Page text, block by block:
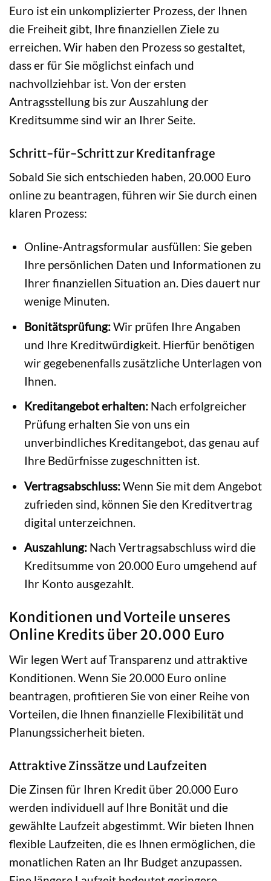
Euro ist ein unkomplizierter Prozess, der Ihnen
die Freiheit gibt, Ihre finanziellen Ziele zu
erreichen. Wir haben den Prozess so gestaltet,
dass er für Sie möglichst einfach und
nachvollziehbar ist. Von der ersten
Antragsstellung bis zur Auszahlung der
Kreditsumme sind wir an Ihrer Seite.
Schritt-für-Schritt zur Kreditanfrage
Sobald Sie sich entschieden haben, 20.000 Euro
online zu beantragen, führen wir Sie durch einen
klaren Prozess:
Online-Antragsformular ausfüllen: Sie geben
Ihre persönlichen Daten und Informationen zu
Ihrer finanziellen Situation an. Dies dauert nur
wenige Minuten.
Bonitätsprüfung:Wir prüfen Ihre Angaben
und Ihre Kreditwürdigkeit. Hierfür benötigen
wir gegebenenfalls zusätzliche Unterlagen von
Ihnen.
Kreditangebot erhalten:Nach erfolgreicher
Prüfung erhalten Sie von uns ein
unverbindliches Kreditangebot, das genau auf
Ihre Bedürfnisse zugeschnitten ist.
Vertragsabschluss:Wenn Sie mit dem Angebot
zufrieden sind, können Sie den Kreditvertrag
digital unterzeichnen.
Auszahlung:Nach Vertragsabschluss wird die
Kreditsumme von 20.000 Euro umgehend auf
Ihr Konto ausgezahlt.
Konditionen und Vorteile unseres
Online Kredits über 20.000 Euro
Wir legen Wert auf Transparenz und attraktive
Konditionen. Wenn Sie 20.000 Euro online
beantragen, profitieren Sie von einer Reihe von
Vorteilen, die Ihnen finanzielle Flexibilität und
Planungssicherheit bieten.
Attraktive Zinssätze und Laufzeiten
Die Zinsen für Ihren Kredit über 20.000 Euro
werden individuell auf Ihre Bonität und die
gewählte Laufzeit abgestimmt. Wir bieten Ihnen
flexible Laufzeiten, die es Ihnen ermöglichen, die
monatlichen Raten an Ihr Budget anzupassen.